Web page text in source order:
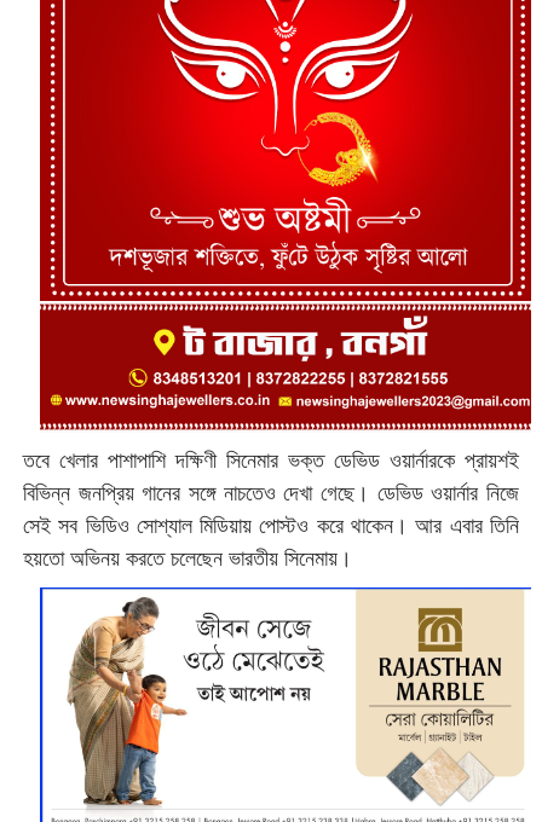
তবে খেলার পাশাপাশি দক্ষিণী সিনেমার ভক্ত ডেভিড ওয়ার্নারকে প্রায়শই
বিভিন্ন জনপ্রিয় গানের সঙ্গে নাচতেও দেখা গেছে। ডেভিড ওয়ার্নার নিজে
সেই সব ভিডিও সোশ্যাল মিডিয়ায় পোস্টও করে থাকেন। আর এবার তিনি
হয়তো অভিনয় করতে চলেছেন ভারতীয় সিনেমায়।